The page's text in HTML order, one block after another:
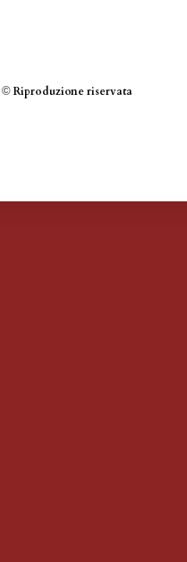
© Riproduzione riservata